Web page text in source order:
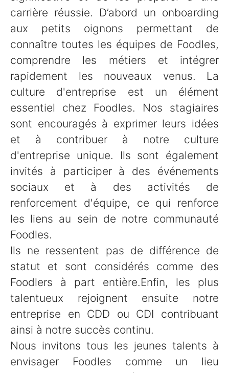
carrière réussie. D’abord un onboarding
aux petits oignons permettant de
connaître toutes les équipes de Foodles,
comprendre les métiers et intégrer
rapidement les nouveaux venus. La
culture d'entreprise est un élément
essentiel chez Foodles. Nos stagiaires
sont encouragés à exprimer leurs idées
et à contribuer à notre culture
d'entreprise unique. Ils sont également
invités à participer à des événements
sociaux et à des activités de
renforcement d'équipe, ce qui renforce
les liens au sein de notre communauté
Foodles.
Ils ne ressentent pas de différence de
statut et sont considérés comme des
Foodlers à part entière.Enfin, les plus
talentueux rejoignent ensuite notre
entreprise en CDD ou CDI contribuant
ainsi à notre succès continu.
Nous invitons tous les jeunes talents à
envisager Foodles comme un lieu